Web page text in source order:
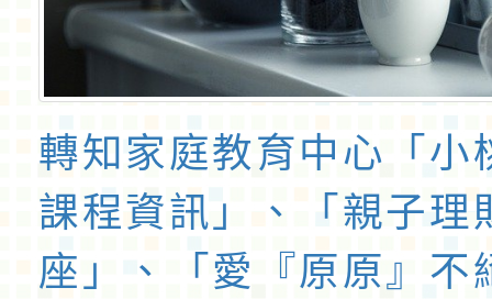
轉知家庭教育中心「小
課程資訊」、「親子理
座」、「愛『原原』不